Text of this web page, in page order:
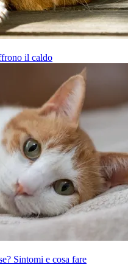
il caldo
Sintomi e cosa fare